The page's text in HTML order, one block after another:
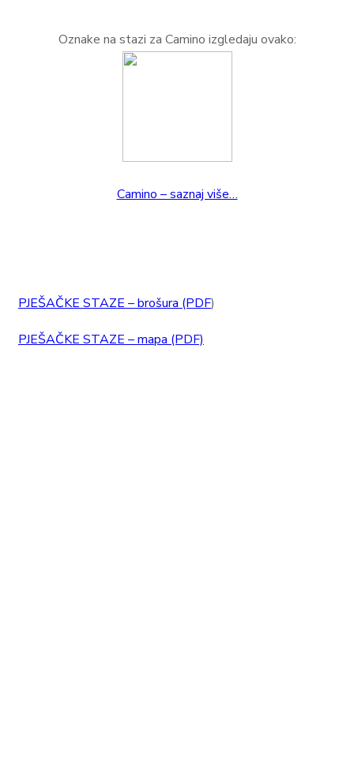
Oznake na stazi za Camino izgledaju ovako:
Camino – saznaj više…
PJEŠAČKE STAZE – brošura (PDF)
PJEŠAČKE STAZE – mapa (PDF)